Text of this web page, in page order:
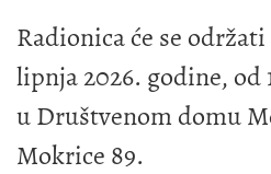
Radionica će se održati
lipnja 2026. godine, od
u Društvenom domu
Mokrice 89.